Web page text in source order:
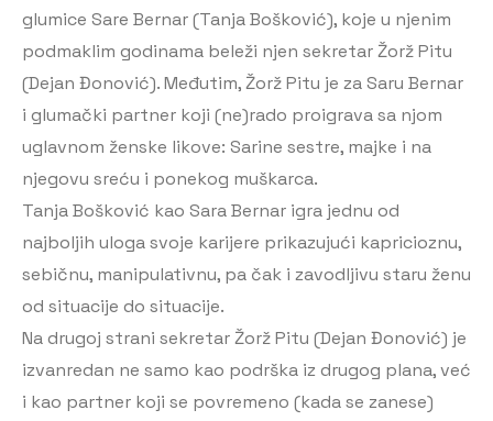
glumice Sare Bernar (Tanja Bošković), koje u njenim
podmaklim godinama beleži njen sekretar Žorž Pitu
(Dejan Đonović). Međutim, Žorž Pitu je za Saru Bernar
i glumački partner koji (ne)rado proigrava sa njom
uglavnom ženske likove: Sarine sestre, majke i na
njegovu sreću i ponekog muškarca.
Tanja Bošković kao Sara Bernar igra jednu od
najboljih uloga svoje karijere prikazujući kapricioznu,
sebičnu, manipulativnu, pa čak i zavodljivu staru ženu
od situacije do situacije.
Na drugoj strani sekretar Žorž Pitu (Dejan Đonović) je
izvanredan ne samo kao podrška iz drugog plana, već
i kao partner koji se povremeno (kada se zanese)